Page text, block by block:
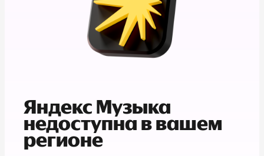
Яндекс Музыка
недоступна в вашем
регионе